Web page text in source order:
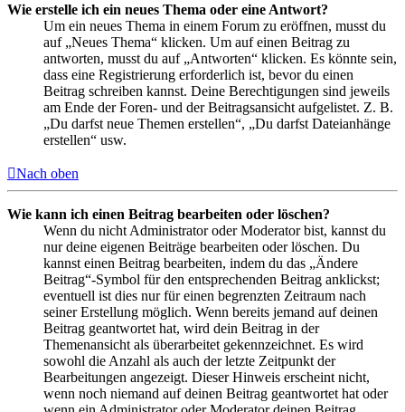
Wie erstelle ich ein neues Thema oder eine Antwort?
Um ein neues Thema in einem Forum zu eröffnen, musst du
auf „Neues Thema“ klicken. Um auf einen Beitrag zu
antworten, musst du auf „Antworten“ klicken. Es könnte sein,
dass eine Registrierung erforderlich ist, bevor du einen
Beitrag schreiben kannst. Deine Berechtigungen sind jeweils
am Ende der Foren- und der Beitragsansicht aufgelistet. Z. B.
„Du darfst neue Themen erstellen“, „Du darfst Dateianhänge
erstellen“ usw.
Nach oben
Wie kann ich einen Beitrag bearbeiten oder löschen?
Wenn du nicht Administrator oder Moderator bist, kannst du
nur deine eigenen Beiträge bearbeiten oder löschen. Du
kannst einen Beitrag bearbeiten, indem du das „Ändere
Beitrag“-Symbol für den entsprechenden Beitrag anklickst;
eventuell ist dies nur für einen begrenzten Zeitraum nach
seiner Erstellung möglich. Wenn bereits jemand auf deinen
Beitrag geantwortet hat, wird dein Beitrag in der
Themenansicht als überarbeitet gekennzeichnet. Es wird
sowohl die Anzahl als auch der letzte Zeitpunkt der
Bearbeitungen angezeigt. Dieser Hinweis erscheint nicht,
wenn noch niemand auf deinen Beitrag geantwortet hat oder